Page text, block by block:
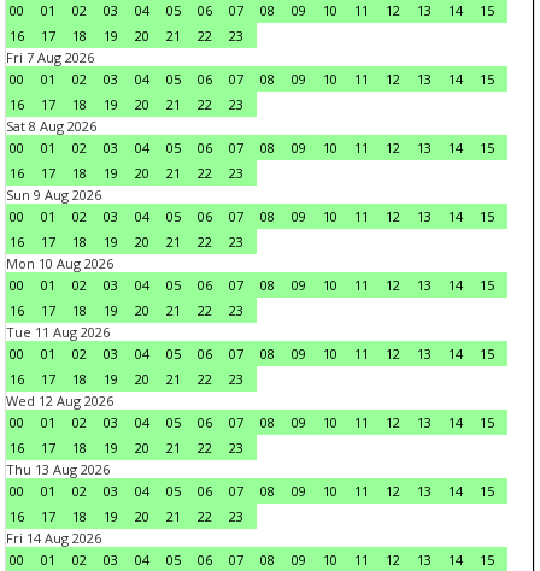
00
01 02 03 04 05 06 07 08 09 10 11 12 13 14
15
16
17 18 19 20 21 22
23
Fri 7 Aug 2026
00
01 02 03 04 05 06 07 08 09 10 11 12 13 14
15
16
17 18 19 20 21 22
23
Sat 8 Aug 2026
00
01 02 03 04 05 06 07 08 09 10 11 12 13 14
15
16
17 18 19 20 21 22
23
Sun 9 Aug 2026
00
01 02 03 04 05 06 07 08 09 10 11 12 13 14
15
16
17 18 19 20 21 22
23
Mon 10 Aug 2026
00
01 02 03 04 05 06 07 08 09 10 11 12 13 14
15
16
17 18 19 20 21 22
23
Tue 11 Aug 2026
00
01 02 03 04 05 06 07 08 09 10 11 12 13 14
15
16
17 18 19 20 21 22
23
Wed 12 Aug 2026
00
01 02 03 04 05 06 07 08 09 10 11 12 13 14
15
16
17 18 19 20 21 22
23
Thu 13 Aug 2026
00
01 02 03 04 05 06 07 08 09 10 11 12 13 14
15
16
17 18 19 20 21 22
23
Fri 14 Aug 2026
00
01 02 03 04 05 06 07 08 09 10 11 12 13 14 15